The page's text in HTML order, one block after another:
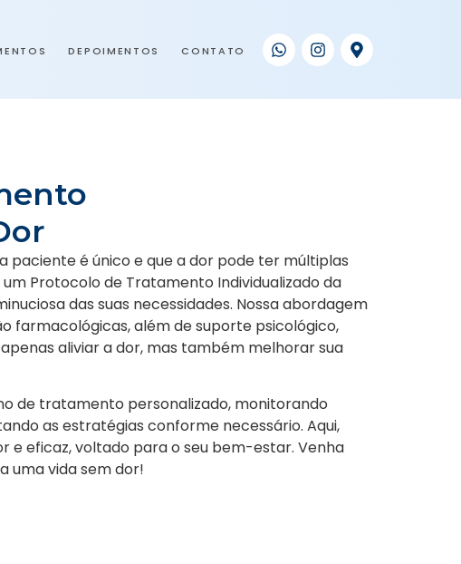
DEPOIMENTOS CONTATO
paciente é único e que a dor pode ter múltiplas
Protocolo de Tratamento Individualizado da
das suas necessidades. Nossa abordagem
farmacológicas, além de suporte psicológico,
aliviar a dor, mas também melhorar sua
de tratamento personalizado, monitorando
as estratégias conforme necessário. Aqui,
e eficaz, voltado para o seu bem-estar. Venha
uma vida sem dor!